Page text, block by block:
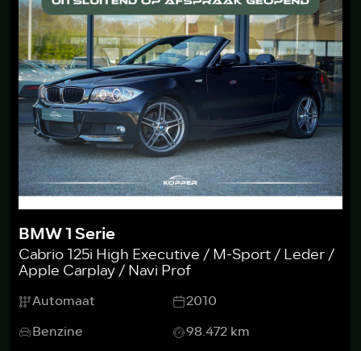
BMW 1 Serie
Cabrio 125i High Executive / M-Sport / Leder /
Apple Carplay / Navi Prof
Automaat
2010
Benzine
98.472 km